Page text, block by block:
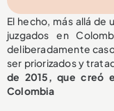
El hecho, más allá de
juzgados en
deliberadamente
ser priorizados y
de 2015, que creó
Colombia